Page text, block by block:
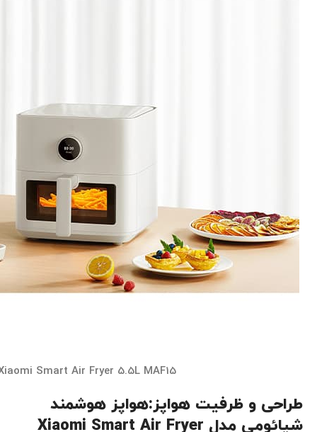
Smart Air Fryer 5.5L MAF15
طراحی و ظرفیت هواپز:هواپز هوشمند
شیائومی مدل Xiaomi Smart Air Fryer